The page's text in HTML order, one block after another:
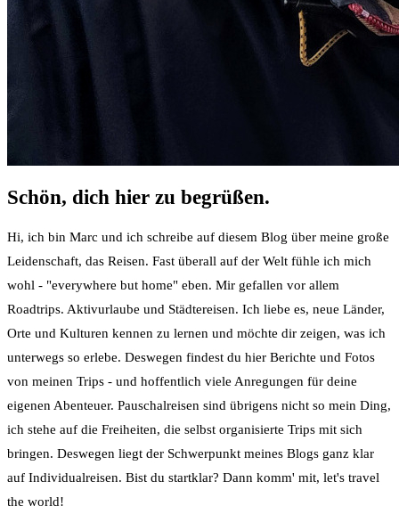
Schön, dich hier zu begrüßen.
Hi, ich bin Marc und ich schreibe auf diesem Blog über meine große
Leidenschaft, das Reisen. Fast überall auf der Welt fühle ich mich
wohl - "everywhere but home" eben. Mir gefallen vor allem
Roadtrips. Aktivurlaube und Städtereisen. Ich liebe es, neue Länder,
Orte und Kulturen kennen zu lernen und möchte dir zeigen, was ich
unterwegs so erlebe. Deswegen findest du hier Berichte und Fotos
von meinen Trips - und hoffentlich viele Anregungen für deine
eigenen Abenteuer. Pauschalreisen sind übrigens nicht so mein Ding,
ich stehe auf die Freiheiten, die selbst organisierte Trips mit sich
bringen. Deswegen liegt der Schwerpunkt meines Blogs ganz klar
auf Individualreisen. Bist du startklar? Dann komm' mit, let's travel
the world!